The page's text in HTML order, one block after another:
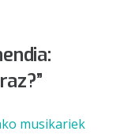
musikariek